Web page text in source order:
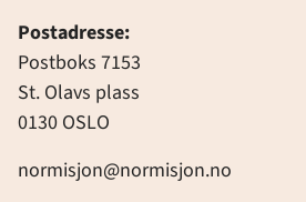
Postadresse:
Postboks 7153
St. Olavs plass
0130 OSLO
normisjon@normisjon.no